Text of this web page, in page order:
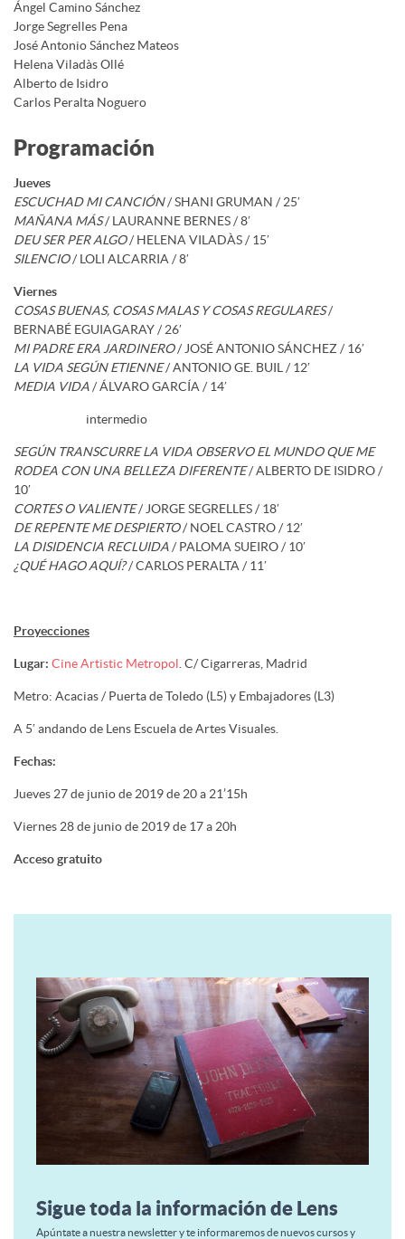
Ángel Camino Sánchez
Jorge Segrelles Pena
José Antonio Sánchez Mateos
Helena Viladàs Ollé
Alberto de Isidro
Carlos Peralta Noguero
Programación
Jueves
ESCUCHAD MI CANCIÓN/ SHANI GRUMAN / 25′
MAÑANA MÁS/ LAURANNE BERNES / 8′
DEU SER PER ALGO/ HELENA VILADÀS / 15′
SILENCIO/ LOLI ALCARRIA / 8′
Viernes
COSAS BUENAS, COSAS MALAS Y COSAS REGULARES/
BERNABÉ EGUIAGARAY / 26′
MI PADRE ERA JARDINERO/ JOSÉ ANTONIO SÁNCHEZ / 16′
LA VIDA SEGÚN ETIENNE/ ANTONIO GE. BUIL / 12′
MEDIA VIDA / ÁLVARO GARCÍA / 14′
intermedio
SEGÚN TRANSCURRE LA VIDA OBSERVO EL MUNDO QUE ME
RODEA CON UNA BELLEZA DIFERENTE/ ALBERTO DE ISIDRO /
10′
CORTES O VALIENTE/ JORGE SEGRELLES / 18′
DE REPENTE ME DESPIERTO/ NOEL CASTRO / 12′
LA DISIDENCIA RECLUIDA / PALOMA SUEIRO / 10′
¿QUÉ HAGO AQUÍ?/ CARLOS PERALTA / 11′
Proyecciones
Lugar: Cine Artistic Metropol . C/ Cigarreras, Madrid
Metro: Acacias / Puerta de Toledo (L5) y Embajadores (L3)
A 5′ andando de Lens Escuela de Artes Visuales.
Fechas:
Jueves 27 de junio de 2019 de 20 a 21’15h
Viernes 28 de junio de 2019 de 17 a 20h
Acceso gratuito
Sigue toda la información de Lens
Apúntate a nuestra newsletter y te informaremos de nuevos cursos y